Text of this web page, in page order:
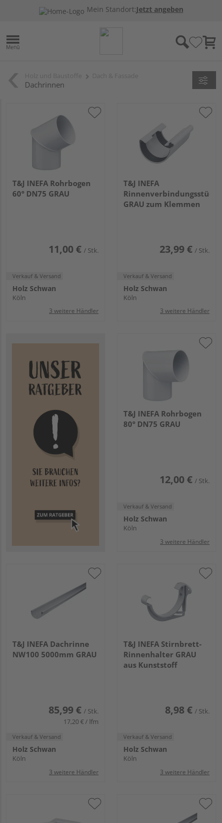
Mein Standort:Jetzt angeben
Dachrinnen
T&J INEFA Rohrbogen
60° DN75 GRAU
11,00 € / Stk.
Verkauf & Versand
Holz Schwan
Köln
3 weitere Händler
T&J INEFA
Rinnenverbindungsstück
GRAU zum Klemmen
23,99 € / Stk.
Verkauf & Versand
Holz Schwan
Köln
3 weitere Händler
T&J INEFA Rohrbogen
80° DN75 GRAU
12,00 € / Stk.
Verkauf & Versand
Holz Schwan
Köln
3 weitere Händler
T&J INEFA Dachrinne
NW100 5000mm GRAU
85,99 € / Stk.
17,20 € / lfm
Verkauf & Versand
Holz Schwan
Köln
3 weitere Händler
T&J INEFA Stirnbrett-
Rinnenhalter GRAU
aus Kunststoff
8,98 € / Stk.
Verkauf & Versand
Holz Schwan
Köln
3 weitere Händler